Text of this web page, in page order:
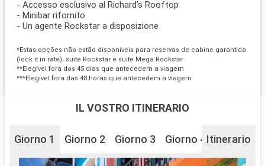
- Accesso esclusivo al Richard’s Rooftop
- Minibar rifornito
- Un agente Rockstar a disposizione
*Estas opções não estão disponíveis para reservas de cabine garantida
(lock it in rate), suite Rockstar e suite Mega Rockstar
**Elegível fora dos 45 dias que antecedem a viagem
***Elegível fora das 48 horas que antecedem a viagem
IL VOSTRO ITINERARIO
Giorno 1 Giorno 2 Giorno 3 Giorno 4 Giorno 5
Itinerario